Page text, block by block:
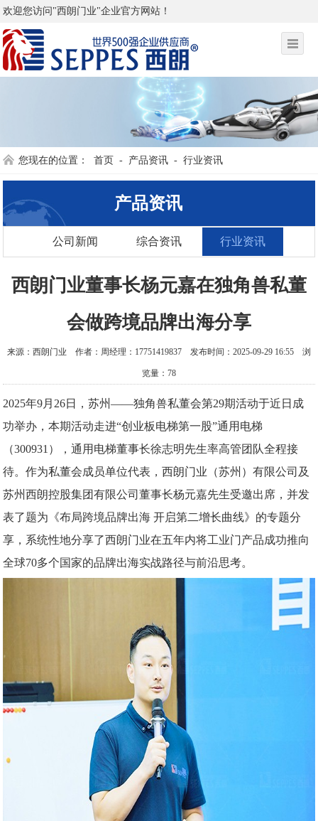
欢迎您访问"西朗门业"企业官方网站！
您现在的位置： 首页 - 产品资讯 - 行业资讯
产品资讯
公司新闻 综合资讯 行业资讯
西朗门业董事长杨元嘉在独角兽私董
会做跨境品牌出海分享
来源：西朗门业 作者：周经理：17751419837 发布时间：2025-09-29 16:55 浏
览量：78
2025年9月26日，苏州——独角兽私董会第29期活动于近日成
功举办，本期活动走进“创业板电梯第一股”通用电梯
（300931），通用电梯董事长徐志明先生率高管团队全程接
待。作为私董会成员单位代表，西朗门业（苏州）有限公司及
苏州西朗控股集团有限公司董事长杨元嘉先生受邀出席，并发
表了题为《布局跨境品牌出海 开启第二增长曲线》的专题分
享，系统性地分享了西朗门业在五年内将工业门产品成功推向
全球70多个国家的品牌出海实战路径与前沿思考。